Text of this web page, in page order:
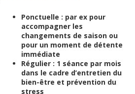
Ponctuelle : par ex pour
accompagner les
changements de saison ou
pour un moment de détente
immédiate
Régulier : 1 séance par mois
dans le cadre d’entretien du
bien-être et prévention du
stress